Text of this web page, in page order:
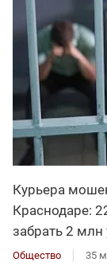
Курьера
Краснодаре:
забрать 2 млн
Общество 35